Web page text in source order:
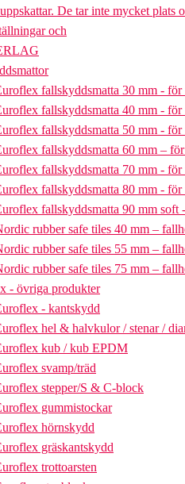
De tar inte mycket plats
och
fallskyddsmatta 30 mm -
fallskyddsmatta 40 mm -
fallskyddsmatta 50 mm -
fallskyddsmatta 60 mm –
fallskyddsmatta 70 mm -
fallskyddsmatta 80 mm -
fallskyddsmatta 90 mm soft
rubber safe tiles 40 mm –
rubber safe tiles 55 mm –
rubber safe tiles 75 mm –
- övriga produkter
- kantskydd
hel & halvkulor / stenar /
kub / kub EPDM
svamp/träd
stepper/S & C-block
gummistockar
hörnskydd
gräskantskydd
trottoarsten